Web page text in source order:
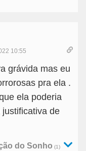
10:55
grávida mas eu
pra ela .
ela poderia
de
do Sonho (1)